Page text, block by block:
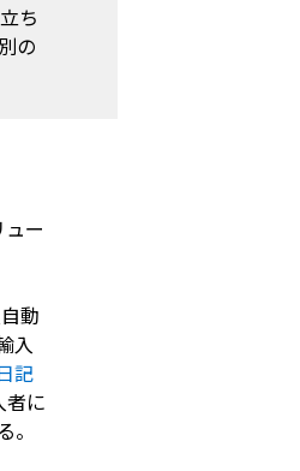
ち
の
ー
動
入
記
者に